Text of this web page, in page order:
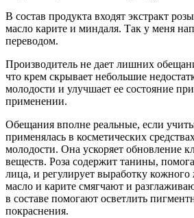
В состав продукта входят экстракт
масло карите и миндаля. Так у меня
переводом.
Производитель не дает лишних
что крем скрывает небольшие
молодости и улучшает ее состояние
применении.
Обещания вполне реальные, если
применялась в косметических
молодости. Она ускоряет обновление
веществ. Роза содержит танины,
лица, и регулирует выработку
масло и карите смягчают и
в составе помогают осветлить
покраснения.